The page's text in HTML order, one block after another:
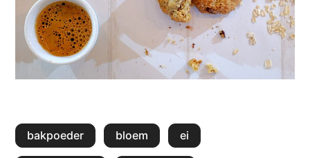
bakpoeder bloem ei